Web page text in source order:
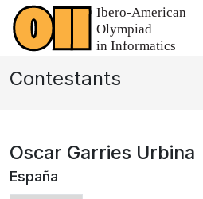
Contestants
Oscar Garries Urbina
España